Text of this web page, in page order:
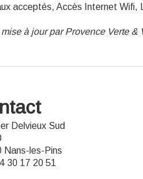
acceptés, Accès Internet
à jour par Provence Verte &
Delvieux Sud
Nans-les-Pins
30 17 20 51